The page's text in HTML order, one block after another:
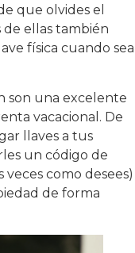
que olvides el
de ellas también
física cuando sea
son una excelente
vacacional. De
llaves a tus
un código de
como desees)
de forma